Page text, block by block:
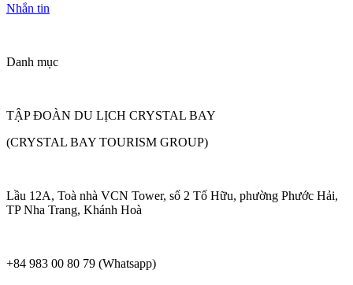
Nhắn tin
Danh mục
TẬP ĐOÀN DU LỊCH CRYSTAL BAY
(CRYSTAL BAY TOURISM GROUP)
Lầu 12A, Toà nhà VCN Tower, số 2 Tố Hữu, phường Phước Hải,
TP Nha Trang, Khánh Hoà
+84 983 00 80 79 (Whatsapp)